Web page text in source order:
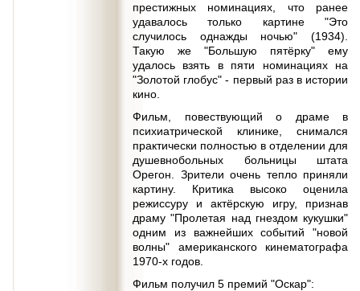
престижных номинациях, что ранее
удавалось только картине "Это
случилось однажды ночью" (1934).
Такую же "Большую пятёрку" ему
удалось взять в пяти номинациях на
"Золотой глобус" - первый раз в истории
кино.
Фильм, повествующий о драме в
психиатрической клинике, снимался
практически полностью в отделении для
душевнобольных больницы штата
Орегон. Зрители очень тепло приняли
картину. Критика высоко оценила
режиссуру и актёрскую игру, признав
драму "Пролетая над гнездом кукушки"
одним из важнейших событий "новой
волны" американского кинематографа
1970-х годов.
Фильм получил 5 премий "Оскар":